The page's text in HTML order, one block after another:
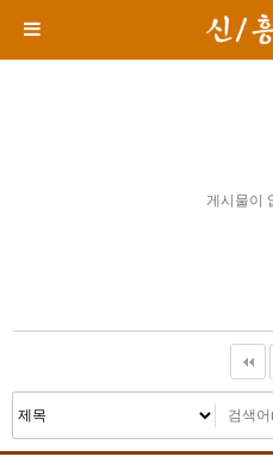
게시물이